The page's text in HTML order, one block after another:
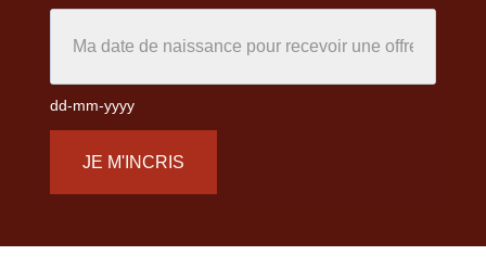
dd-mm-yyyy
JE M'INCRIS